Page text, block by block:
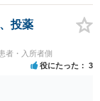
の一つです。 ご自
利になる事情を記
まうため慎重に検
投薬
者・入所者側
役にたった 3